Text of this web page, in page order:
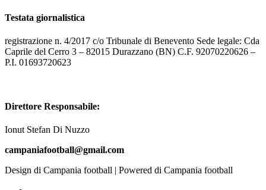
Testata giornalistica
registrazione n. 4/2017 c/o Tribunale di Benevento Sede legale: Cda
Caprile del Cerro 3 – 82015 Durazzano (BN) C.F. 92070220626 –
P.I. 01693720623
Direttore Responsabile:
Ionut Stefan Di Nuzzo
campaniafootball@gmail.com
Design di Campania football | Powered di Campania football